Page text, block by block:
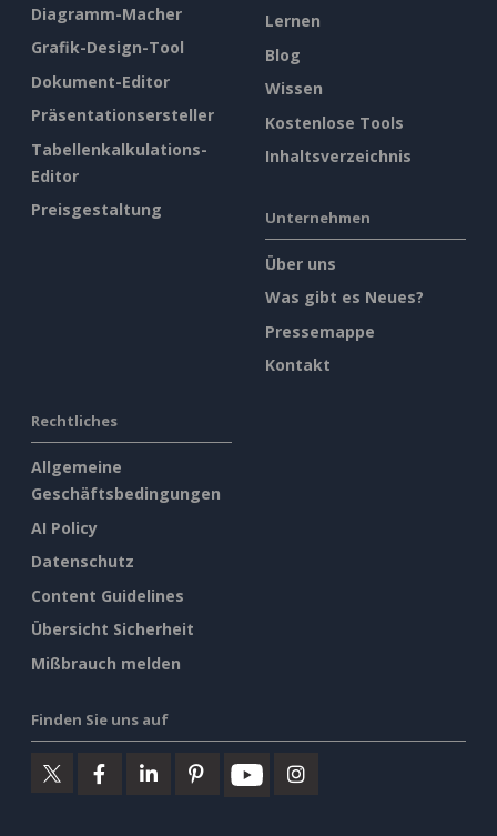
Diagramm-Macher
Grafik-Design-Tool
Dokument-Editor
Präsentationsersteller
Tabellenkalkulations-
Editor
Preisgestaltung
Lernen
Blog
Wissen
Kostenlose Tools
Inhaltsverzeichnis
Unternehmen
Über uns
Was gibt es Neues?
Pressemappe
Kontakt
Rechtliches
Allgemeine
Geschäftsbedingungen
AI Policy
Datenschutz
Content Guidelines
Übersicht Sicherheit
Mißbrauch melden
Finden Sie uns auf